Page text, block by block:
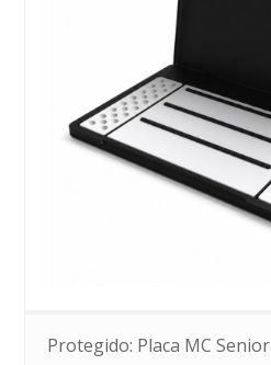
Protegido: Placa MC Senior